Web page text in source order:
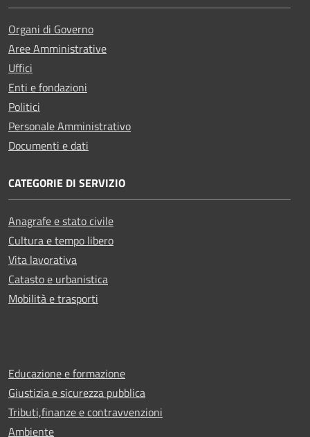
Organi di Governo
Aree Amministrative
Uffici
Enti e fondazioni
Politici
Personale Amministrativo
Documenti e dati
CATEGORIE DI SERVIZIO
Anagrafe e stato civile
Cultura e tempo libero
Vita lavorativa
Catasto e urbanistica
Mobilità e trasporti
Educazione e formazione
Giustizia e sicurezza pubblica
Tributi,finanze e contravvenzioni
Ambiente